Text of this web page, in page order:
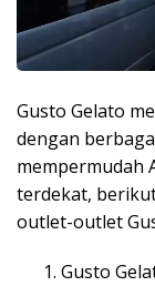
Gusto Gelato
dengan
mempermudah
terdekat,
outlet-outlet
Gusto